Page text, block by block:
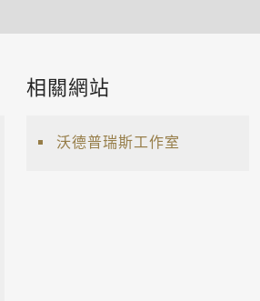
相關網站
沃德普瑞斯工作室